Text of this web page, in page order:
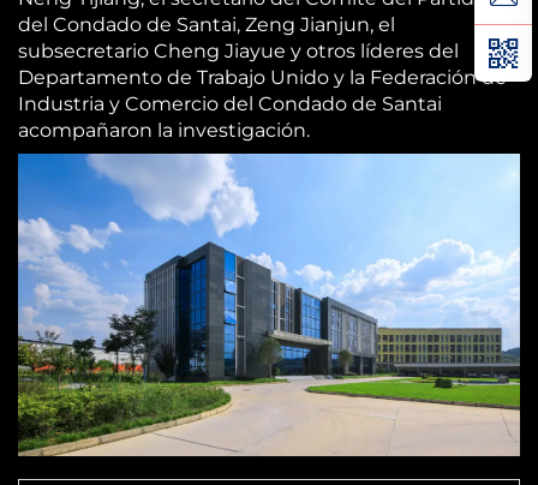
del Condado de Santai, Zeng Jianjun, el
subsecretario Cheng Jiayue y otros líderes del
Departamento de Trabajo Unido y la Federación de
Industria y Comercio del Condado de Santai
acompañaron la investigación.